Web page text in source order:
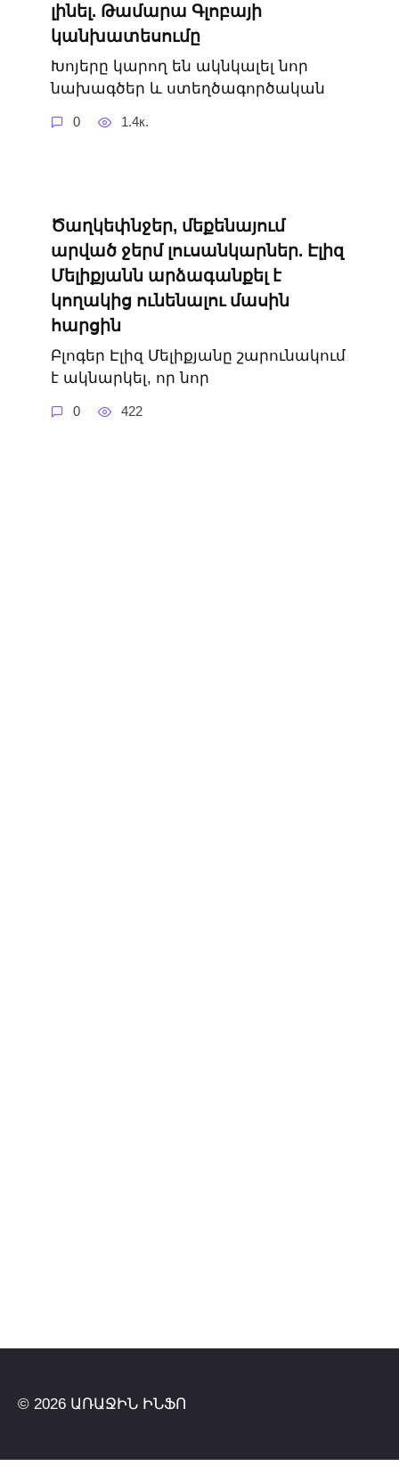
լինել. Թամարա Գլոբայի
կանխատեսումը
Խոյերը կարող են ակնկալել նոր
նախագծեր և ստեղծագործական
0 1.4к.
Ծաղկեփնջեր, մեքենայում
արված ջերմ լուսանկարներ. Էլիզ
Մելիքյանն արձագանքել է
կողակից ունենալու մասին
հարցին
Բլոգեր Էլիզ Մելիքյանը շարունակում
է ակնարկել, որ նոր
0 422
© 2026 ԱՌԱՋԻՆ ԻՆՖՈ